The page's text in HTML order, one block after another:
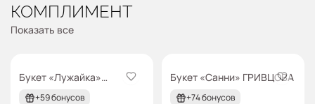
КОМПЛИМЕНТ
Показать все
Букет «Лужайка»
ГРИВЦОВА
+59 бонусов
Букет «Санни» ГРИВЦОВА
+74 бонусов